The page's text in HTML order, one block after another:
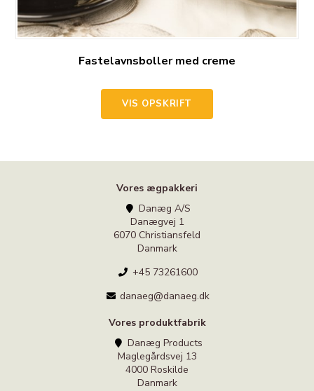
Fastelavnsboller med creme
VIS OPSKRIFT
Vores ægpakkeri
Danæg A/S
Danægvej 1
6070 Christiansfeld
Danmark
+45 73261600
danaeg@danaeg.dk
Vores produktfabrik
Danæg Products
Maglegårdsvej 13
4000 Roskilde
Danmark